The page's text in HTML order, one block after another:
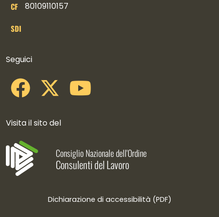
CF 80109110157
SDI
Seguici
Visita il sito del
Consiglio Nazionale dell'Ordine
Consulenti del Lavoro
Dichiarazione di accessibilità (PDF)